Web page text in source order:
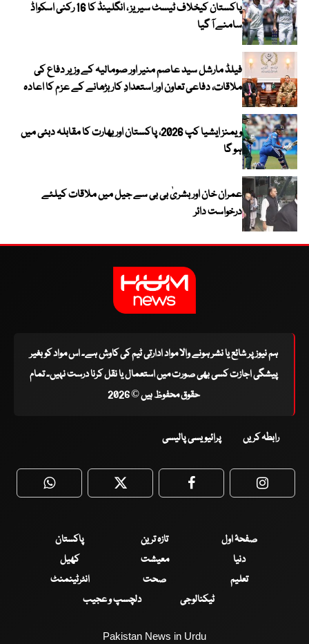
پاکستان کیخلاف ٹیسٹ سیریز ، انگلینڈ کا 16 رکنی اسکواڈ
سامنے آ گیا
فیلڈ مارشل سید عاصم منیر اور صومالیہ کے وزیر دفاع کی
ملاقات، دفاعی تعاون اور استعدادِ کار بڑھانے کے عزم کا اعادہ
ویمنز ایشیا کپ 2026، پاکستان اور بھارت کا مقابلہ دبئی میں
ہو گا
عمران خان اور بشریٰ بی بی سے جیل میں ملاقات کیلئے
درخواست دائر
ہم نیوز پر شائع یا نشر ہونے والا مواد ادارتی ٹیم کی کاوش ہے۔ اس مواد کو بغیر
پیشگی اجازت کسی بھی صورت میں استعمال یا نقل کرنا درست نہیں۔ تمام
حقوق محفوظ ہیں © 2026
رابطہ کریں پرائیویسی پالیسی
WhatsApp Twitter Facebook
صفحۂ اول تازہ ترین
پاکستان
دنیا
معیشت
کھیل
تعلیم
صحت
انٹرٹینمنٹ
ٹیکنالوجی
دلچسپ و عجیب
Pakistan News in Urdu